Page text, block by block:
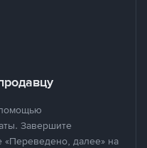
Завершите
далее» на